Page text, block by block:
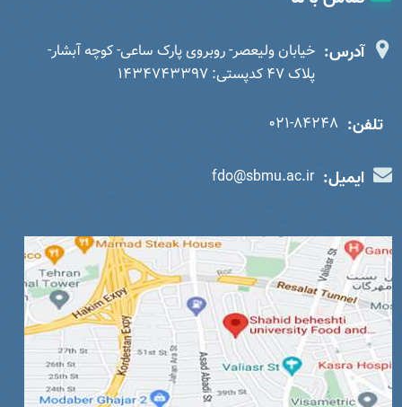
آدرس: خیابان ولیعصر- روبروی پارک ساعی- کوچه آبشار-
پلاک 47 کدپستی: 1434743397
تلفن: 021-84248
ایمیل: fdo@sbmu.ac.ir